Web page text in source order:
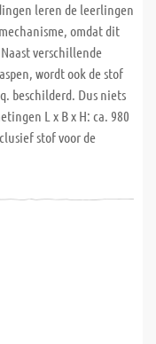
leren de leerlingen
omdat dit
verschillende
wordt ook de stof
beschilderd. Dus niets
L x B x H: ca. 980
stof voor de